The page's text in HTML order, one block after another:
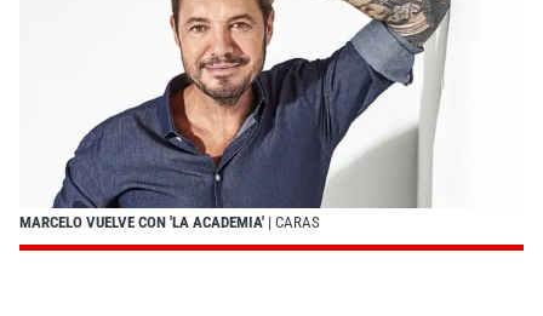
MARCELO VUELVE CON 'LA ACADEMIA' | CARAS